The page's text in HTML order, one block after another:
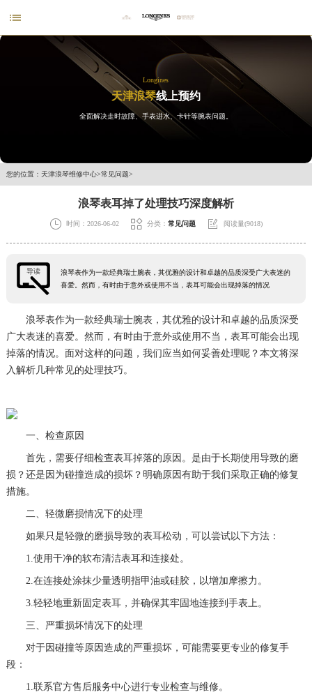

Longines
天津浪琴线上预约
全面解决走时故障、手表进水、卡针等腕表问题。
您的位置： 天津浪琴维修中心>常见问题>
浪琴表耳掉了处理技巧深度解析
 时间：2026-06-02  分类： 常见问题  阅读量(9018)
导读
浪琴表作为一款经典瑞士腕表，其优雅的设计和卓越的品质深受广大表迷的
喜爱。然而，有时由于意外或使用不当，表耳可能会出现掉落的情况
浪琴表作为一款经典瑞士腕表，其优雅的设计和卓越的品质深受
广大表迷的喜爱。然而，有时由于意外或使用不当，表耳可能会出现
掉落的情况。面对这样的问题，我们应当如何妥善处理呢？本文将深
入解析几种常见的处理技巧。
一、检查原因
首先，需要仔细检查表耳掉落的原因。是由于长期使用导致的磨
损？还是因为碰撞造成的损坏？明确原因有助于我们采取正确的修复
措施。
二、轻微磨损情况下的处理
如果只是轻微的磨损导致的表耳松动，可以尝试以下方法：
1.使用干净的软布清洁表耳和连接处。
2.在连接处涂抹少量透明指甲油或硅胶，以增加摩擦力。
3.轻轻地重新固定表耳，并确保其牢固地连接到手表上。
三、严重损坏情况下的处理
对于因碰撞等原因造成的严重损坏，可能需要更专业的修复手
段：
1.联系官方售后服务中心进行专业检查与维修。